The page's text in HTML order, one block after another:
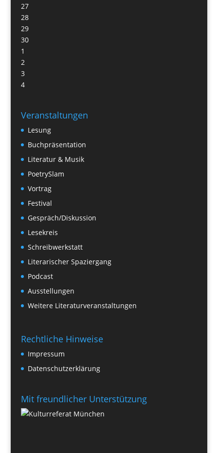
27
28
29
30
1
2
3
4
Veranstaltungen
Lesung
Buchpräsentation
Literatur & Musik
PoetrySlam
Vortrag
Festival
Gespräch/Diskussion
Lesekreis
Schreibwerkstatt
Literarischer Spaziergang
Podcast
Ausstellungen
Weitere Literaturveranstaltungen
Rechtliche Hinweise
Impressum
Datenschutzerklärung
Mit freundlicher Unterstützung